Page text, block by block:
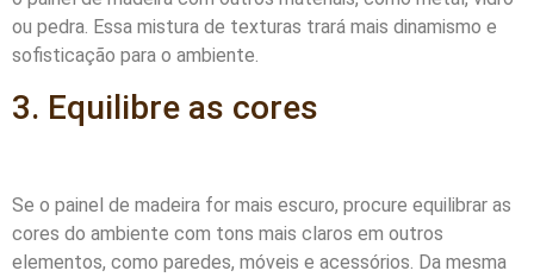
ou pedra. Essa mistura de texturas trará mais dinamismo e
sofisticação para o ambiente.
3. Equilibre as cores
Se o painel de madeira for mais escuro, procure equilibrar as
cores do ambiente com tons mais claros em outros
elementos, como paredes, móveis e acessórios. Da mesma